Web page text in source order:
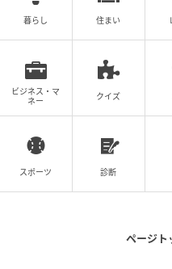
い、そして日々の暮ら
この出来事は、「本人
の視点が必要であること
えている日常。
そのどれか一つではなく
暮らし 住まい
ビジネス・マ
ネー
クイズ
スポーツ 診断
ページト